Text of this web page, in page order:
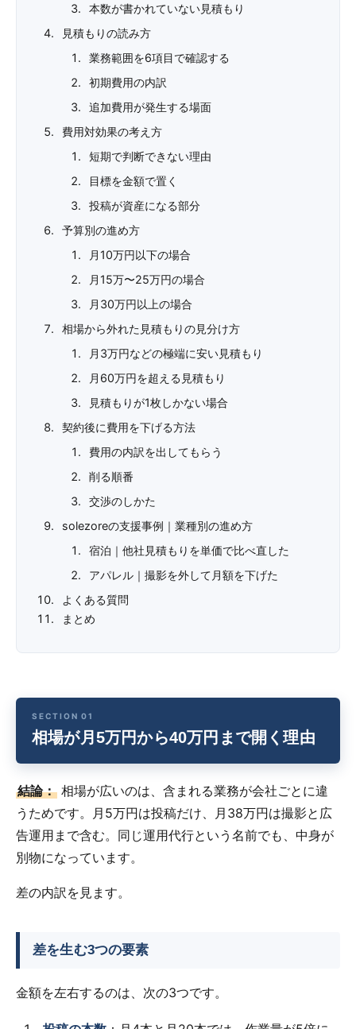
本数が書かれていない見積もり
見積もりの読み方
業務範囲を6項目で確認する
初期費用の内訳
追加費用が発生する場面
費用対効果の考え方
短期で判断できない理由
目標を金額で置く
投稿が資産になる部分
予算別の進め方
月10万円以下の場合
月15万〜25万円の場合
月30万円以上の場合
相場から外れた見積もりの見分け方
月3万円などの極端に安い見積もり
月60万円を超える見積もり
見積もりが1枚しかない場合
契約後に費用を下げる方法
費用の内訳を出してもらう
削る順番
交渉のしかた
solezoreの支援事例｜業種別の進め方
宿泊｜他社見積もりを単価で比べ直した
アパレル｜撮影を外して月額を下げた
よくある質問
まとめ
相場が月5万円から40万円まで開く理由
結論： 相場が広いのは、含まれる業務が会社ごとに違
うためです。月5万円は投稿だけ、月38万円は撮影と広
告運用まで含む。同じ運用代行という名前でも、中身が
別物になっています。
差の内訳を見ます。
差を生む3つの要素
金額を左右するのは、次の3つです。